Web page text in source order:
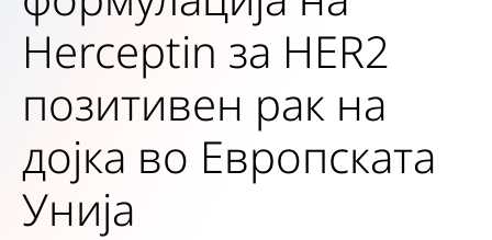
Herceptin за HER2
позитивен рак на
дојка во Европската
Унија